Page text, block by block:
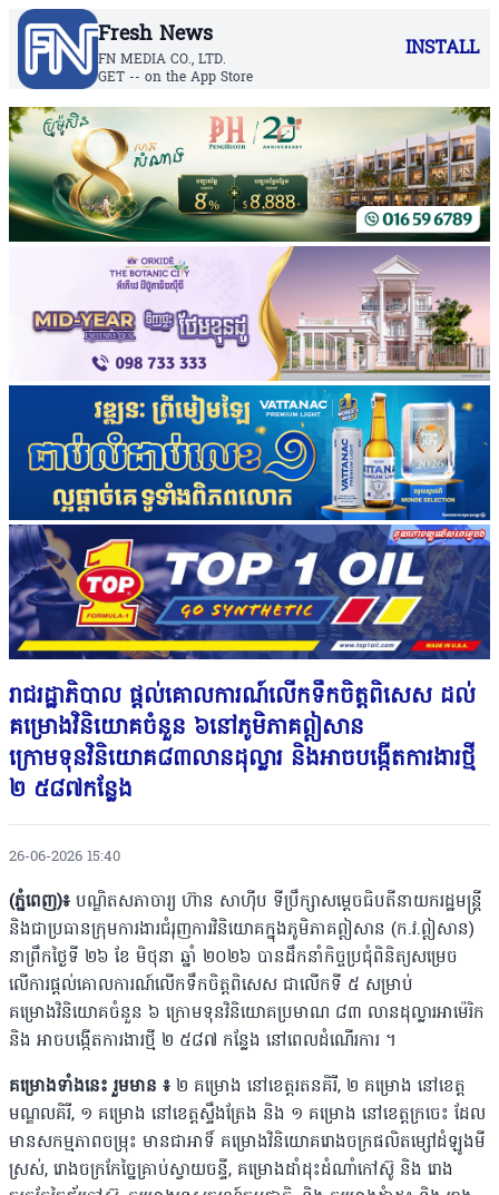
Fresh News
FN MEDIA CO., LTD.
GET -- on the App Store
INSTALL
រាជរដ្ឋាភិបាល ផ្តល់គោលការណ៍លើកទឹកចិត្តពិសេស ដល់
គម្រោងវិនិយោគចំនួន ៦នៅភូមិភាគឦសាន
ក្រោមទុនវិនិយោគ៨៣លានដុល្លារ និងអាចបង្កើតការងារថ្មី
២ ៥៨៧កន្លែង
26-06-2026 15:40
(ភ្នំពេញ)៖ បណ្ឌិតសភាចារ្យ ហ៊ាន សាហ៊ីប ទីប្រឹក្សាសម្តេចធិបតីនាយករដ្ឋមន្រ្តី
និងជាប្រធានក្រុមការងារជំរុញការវិនិយោគក្នុងភូមិភាគឦសាន (ក.វ.ឦសាន)
នាព្រឹកថ្ងៃទី ២៦ ខែ មិថុនា ឆ្នាំ ២០២៦ បានដឹកនាំកិច្ចប្រជុំពិនិត្យសម្រេច
លើការផ្តល់គោលការណ៍លើកទឹកចិត្តពិសេស ជាលើកទី ៥ សម្រាប់
គម្រោងវិនិយោគចំនួន ៦ ក្រោមទុនវិនិយោគប្រមាណ ៨៣ លានដុល្លារអាម៉េរិក
និង អាចបង្កើតការងារថ្មី ២ ៥៨៧ កន្លែង នៅពេលដំណើរការ ។
គម្រោងទាំងនេះ រួមមាន ៖ ២ គម្រោង នៅខេត្តរតនគិរី, ២ គម្រោង នៅខេត្ត
មណ្ឌលគិរី, ១ គម្រោង នៅខេត្តស្ទឹងត្រែង និង ១ គម្រោង នៅខេត្តក្រចេះ ដែល
មានសកម្មភាពចម្រុះ មានជាអាទិ៍ គម្រោងវិនិយោគរោងចក្រផលិតម្សៅដំឡូងមី
ស្រស់, រោងចក្រកែច្នៃគ្រាប់ស្វាយចន្ទី, គម្រោងដាំដុះដំណាំកៅស៊ូ និង រោង